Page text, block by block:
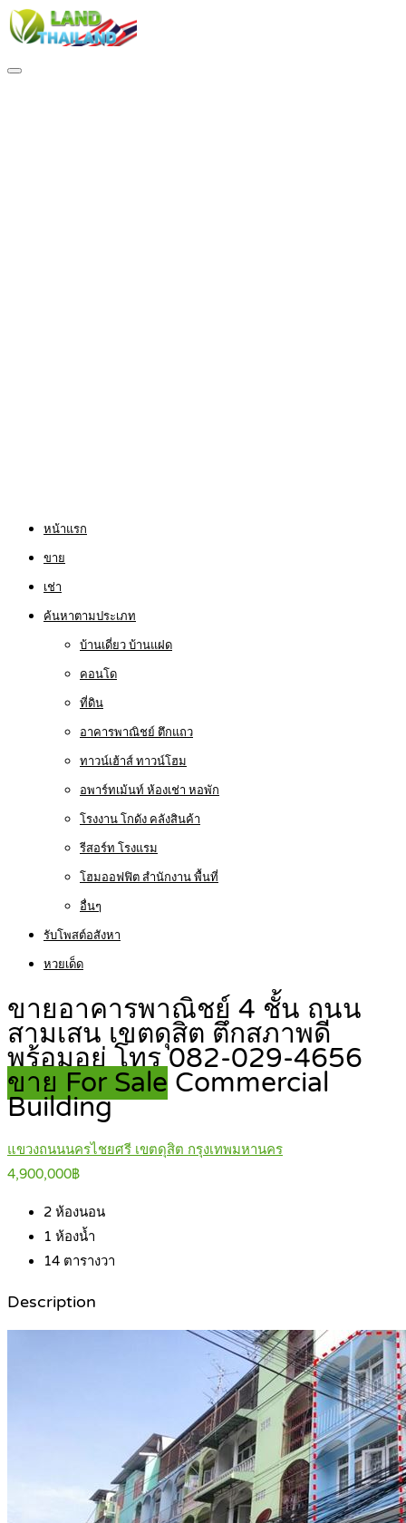
หน้าแรก
ขาย
เช่า
ค้นหาตามประเภท
บ้านเดี่ยว บ้านแฝด
คอนโด
ที่ดิน
อาคารพาณิชย์ ตึกแถว
ทาวน์เฮ้าส์ ทาวน์โฮม
อพาร์ทเม้นท์ ห้องเช่า หอพัก
โรงงาน โกดัง คลังสินค้า
รีสอร์ท โรงแรม
โฮมออฟฟิต สำนักงาน พื้นที่
อื่นๆ
รับโพสต์อสังหา
หวยเด็ด
ขายอาคารพาณิชย์ 4 ชั้น ถนน
สามเสน เขตดุสิต ตึกสภาพดี
พร้อมอยู่ โทร 082-029-4656
ขาย For Sale Commercial
Building
แขวงถนนนครไชยศรี เขตดุสิต กรุงเทพมหานคร
4,900,000฿
2 ห้องนอน
1 ห้องน้ำ
14 ตารางวา
Description